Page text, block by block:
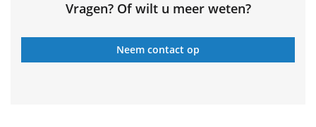
Vragen? Of wilt u meer weten?
Neem contact op